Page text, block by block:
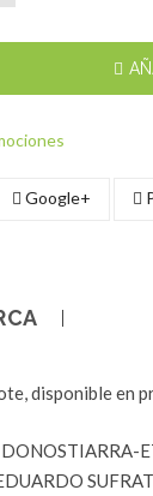
Google+
disponible en